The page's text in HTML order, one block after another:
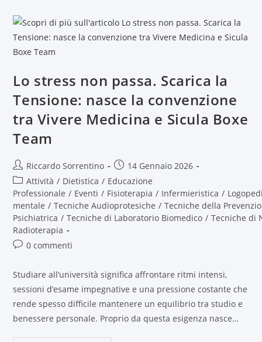
Lo stress non passa. Scarica la
Tensione: nasce la convenzione
tra Vivere Medicina e Sicula Boxe
Team
Riccardo Sorrentino
14 Gennaio 2026
Attività / Dietistica / Educazione
Professionale / Eventi / Fisioterapia / Infermieristica /
mentale / Tecniche Audioprotesiche / Tecniche della
Psichiatrica / Tecniche di Laboratorio Biomedico / Tecniche di
Radioterapia
0 commenti
Studiare all’università significa affrontare ritmi intensi,
sessioni d’esame impegnative e una pressione costante che
rende spesso difficile mantenere un equilibrio tra studio e
benessere personale. Proprio da questa esigenza nasce…